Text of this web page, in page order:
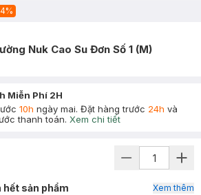
4%
Nuk Cao Su Đơn Số 1 (M)
Miễn Phí 2H
10h ngày mai. Đặt hàng trước 24h và
thanh toán. Xem chi tiết
hết sản phẩm Xem thêm